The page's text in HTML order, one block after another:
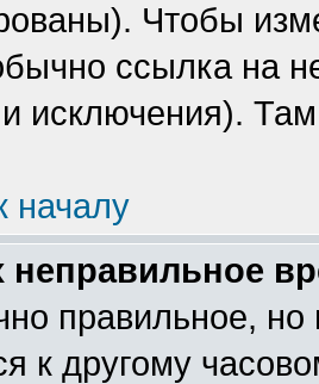
Чтобы
ссылка на
исключения).
началу
правильное,
к другому